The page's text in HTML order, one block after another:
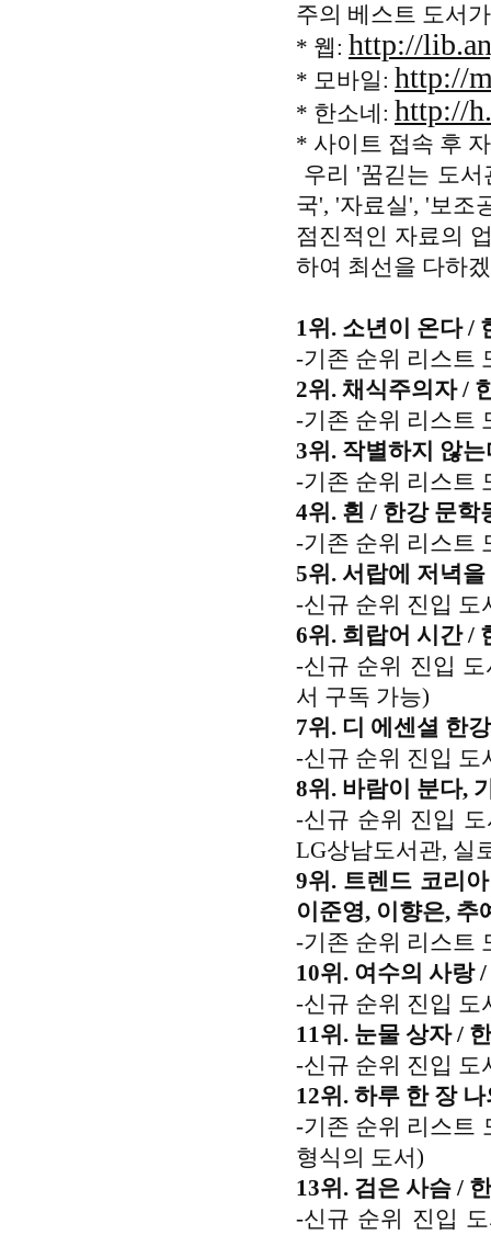
주의 베스트 도서
* 웹: http://
* 모바일: http://
* 한소네: http://
* 사이트 접속 후
우리 '꿈긷는 도
국', '자료실', '보조
점진적인 자료의
하여 최선을 다하
1위. 소년이 온다 /
-기존 순위 리스트
2위. 채식주의자 /
-기존 순위 리스트
3위. 작별하지 않
-기존 순위 리스트
4위. 흰 / 한강 문학
-기존 순위 리스트
5위. 서랍에 저녁
-신규 순위 진입 도
6위. 희랍어 시간 /
-신규 순위 진입
서 구독 가능)
7위. 디 에센셜 한
-신규 순위 진입 도
8위. 바람이 분다,
-신규 순위 진입
LG상남도서관, 실
9위. 트렌드 코리
이준영, 이향은, 추
-기존 순위 리스트
10위. 여수의 사랑
-신규 순위 진입 도
11위. 눈물 상자 /
-신규 순위 진입 도
12위. 하루 한 장
-기존 순위 리스트
형식의 도서)
13위. 검은 사슴 /
-신규 순위 진입